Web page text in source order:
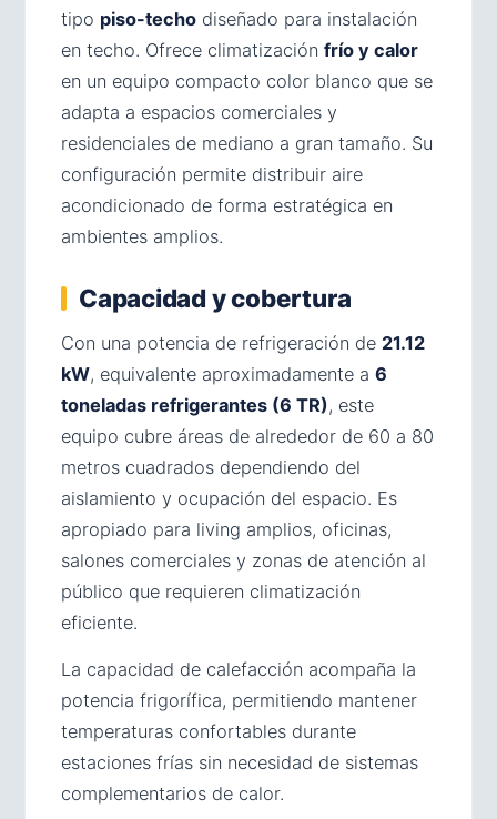
tipo piso-techo diseñado para instalación
en techo. Ofrece climatización frío y calor
en un equipo compacto color blanco que se
adapta a espacios comerciales y
residenciales de mediano a gran tamaño. Su
configuración permite distribuir aire
acondicionado de forma estratégica en
ambientes amplios.
Capacidad y cobertura
Con una potencia de refrigeración de 21.12
kW, equivalente aproximadamente a 6
toneladas refrigerantes (6 TR), este
equipo cubre áreas de alrededor de 60 a 80
metros cuadrados dependiendo del
aislamiento y ocupación del espacio. Es
apropiado para living amplios, oficinas,
salones comerciales y zonas de atención al
público que requieren climatización
eficiente.
La capacidad de calefacción acompaña la
potencia frigorífica, permitiendo mantener
temperaturas confortables durante
estaciones frías sin necesidad de sistemas
complementarios de calor.